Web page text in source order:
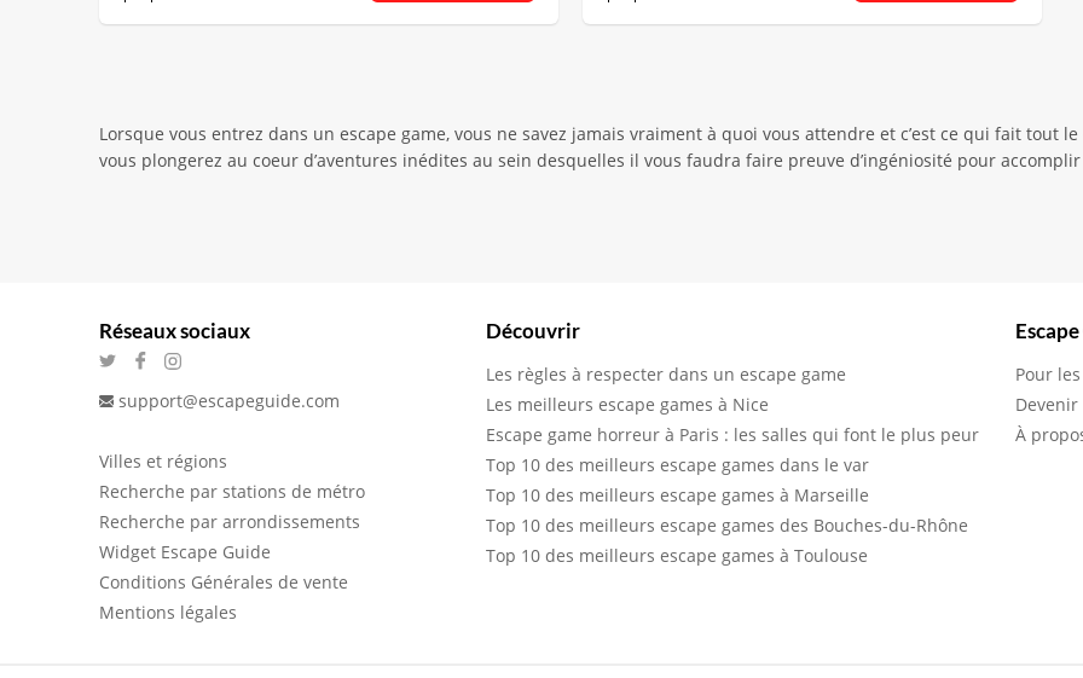
Lorsque vous entrez dans un escape game, vous ne savez jamais vraiment à quoi vous attendre et c’est ce qui fait tout
vous plongerez au coeur d’aventures inédites au sein desquelles il vous faudra faire preuve d’ingéniosité pour
Réseaux sociaux
support@escapeguide.com
Villes et régions
Recherche par stations de métro
Recherche par arrondissements
Widget Escape Guide
Conditions Générales de vente
Mentions légales
Découvrir
Les règles à respecter dans un escape game
Les meilleurs escape games à Nice
Escape game horreur à Paris : les salles qui font le plus peur
Top 10 des meilleurs escape games dans le var
Top 10 des meilleurs escape games à Marseille
Top 10 des meilleurs escape games des Bouches-du-Rhône
Top 10 des meilleurs escape games à Toulouse
Pour
À